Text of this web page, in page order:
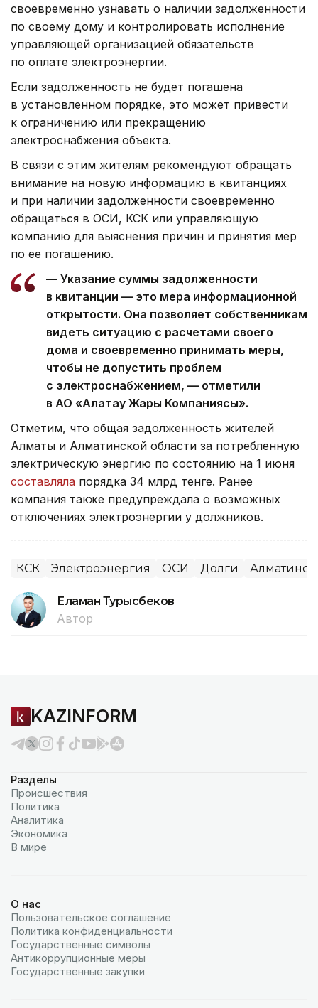
своевременно узнавать о наличии задолженности
по своему дому и контролировать исполнение
управляющей организацией обязательств
по оплате электроэнергии.
Если задолженность не будет погашена
в установленном порядке, это может привести
к ограничению или прекращению
электроснабжения объекта.
В связи с этим жителям рекомендуют обращать
внимание на новую информацию в квитанциях
и при наличии задолженности своевременно
обращаться в ОСИ, КСК или управляющую
компанию для выяснения причин и принятия мер
по ее погашению.
— Указание суммы задолженности
в квитанции — это мера информационной
открытости. Она позволяет собственникам
видеть ситуацию с расчетами своего
дома и своевременно принимать меры,
чтобы не допустить проблем
с электроснабжением, — отметили
в АО «Алатау Жарық Компаниясы».
Отметим, что общая задолженность жителей
Алматы и Алматинской области за потребленную
электрическую энергию по состоянию на 1 июня
составляла порядка 34 млрд тенге. Ранее
компания также предупреждала о возможных
отключениях электроэнергии у должников.
КСК Электроэнергия ОСИ Долги
Еламан Турысбеков
Автор
KAZINFORM
Разделы
Происшествия
Политика
Аналитика
Экономика
В мире
О нас
Пользовательское соглашение
Политика конфиденциальности
Государственные символы
Антикоррупционные меры
Государственные закупки